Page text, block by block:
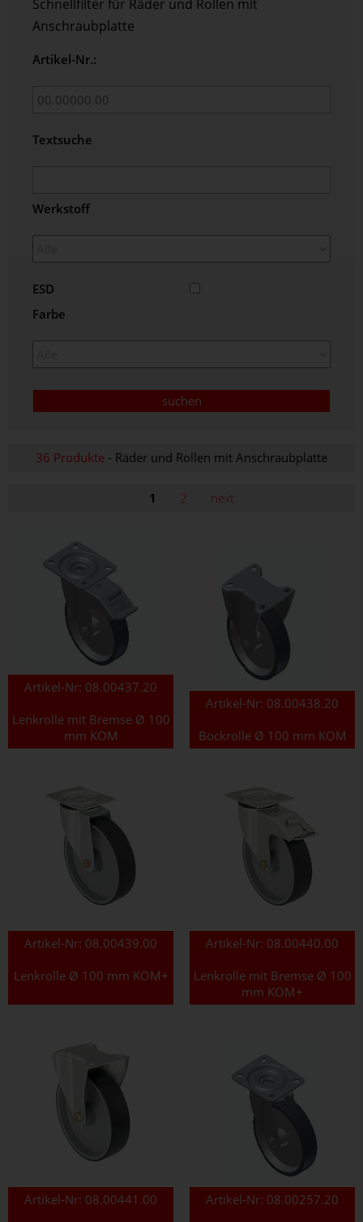
Schnellfilter für Räder und Rollen mit
Anschraubplatte
Artikel-Nr.:
Textsuche
Werkstoff
ESD
Farbe
36 Produkte - Räder und Rollen mit Anschraubplatte
1 2 next
Artikel-Nr: 08.00437.20
Lenkrolle mit Bremse Ø 100
mm KOM
Artikel-Nr: 08.00438.20
Bockrolle Ø 100 mm KOM
Artikel-Nr: 08.00439.00
Lenkrolle Ø 100 mm KOM+
Artikel-Nr: 08.00440.00
Lenkrolle mit Bremse Ø 100
mm KOM+
Artikel-Nr: 08.00441.00
Artikel-Nr: 08.00257.20